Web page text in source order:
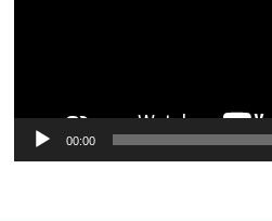
00:00